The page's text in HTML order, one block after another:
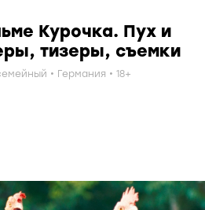
Курочка. Пух и
тизеры, съемки
Германия 18+